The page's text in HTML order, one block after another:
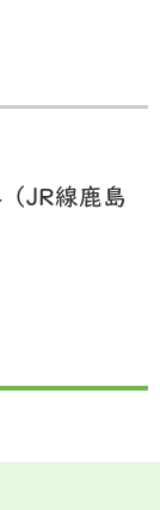
JR線鹿島